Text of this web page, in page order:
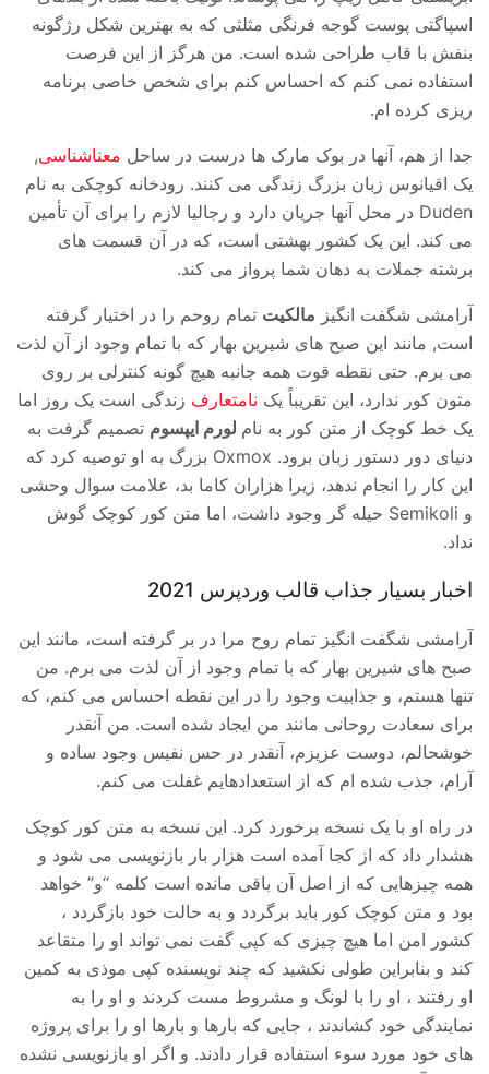
اسپاگتی پوست گوجه فرنگی مثلثی که به بهترین شکل رژگونه
بنفش با قاب طراحی شده است. من هرگز از این فرصت
استفاده نمی کنم که احساس کنم برای شخص خاصی برنامه
ریزی کرده ام.
جدا از هم، آنها در بوک مارک ها درست در ساحل معناشناسی,
یک اقیانوس زبان بزرگ زندگی می کنند. رودخانه کوچکی به نام
Duden در محل آنها جریان دارد و رجالیا لازم را برای آن تأمین
می کند. این یک کشور بهشتی است، که در آن قسمت های
برشته جملات به دهان شما پرواز می کند.
آرامشی شگفت انگیز مالکیت تمام روحم را در اختیار گرفته
است, مانند این صبح های شیرین بهار که با تمام وجود از آن لذت
می برم. حتی نقطه قوت همه جانبه هیچ گونه کنترلی بر روی
متون کور ندارد، این تقریباً یک نامتعارف زندگی است یک روز اما
یک خط کوچک از متن کور به نام لورم ایپسوم تصمیم گرفت به
دنیای دور دستور زبان برود. Oxmox بزرگ به او توصیه کرد که
این کار را انجام ندهد، زیرا هزاران کاما بد، علامت سوال وحشی
و Semikoli حیله گر وجود داشت، اما متن کور کوچک گوش
نداد.
اخبار بسیار جذاب قالب وردپرس 2021
آرامشی شگفت انگیز تمام روح مرا در بر گرفته است، مانند این
صبح های شیرین بهار که با تمام وجود از آن لذت می برم. من
تنها هستم، و جذابیت وجود را در این نقطه احساس می کنم، که
برای سعادت روحانی مانند من ایجاد شده است. من آنقدر
خوشحالم، دوست عزیزم، آنقدر در حس نفیس وجود ساده و
آرام، جذب شده ام که از استعدادهایم غفلت می کنم.
در راه او با یک نسخه برخورد کرد. این نسخه به متن کور کوچک
هشدار داد که از کجا آمده است هزار بار بازنویسی می شود و
همه چیزهایی که از اصل آن باقی مانده است کلمه “و” خواهد
بود و متن کوچک کور باید برگردد و به حالت خود بازگردد ،
کشور امن اما هیچ چیزی که کپی گفت نمی تواند او را متقاعد
کند و بنابراین طولی نکشید که چند نویسنده کپی موذی به کمین
او رفتند ، او را با لونگ و مشروط مست کردند و او را به
نمایندگی خود کشاندند ، جایی که بارها و بارها او را برای پروژه
های خود مورد سوء استفاده قرار دادند. و اگر او بازنویسی نشده